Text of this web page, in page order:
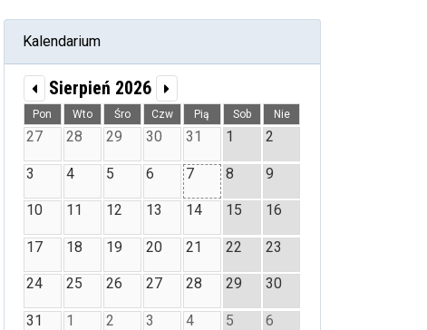
Kalendarium
Sierpień 2026
Pon Wto Śro Czw Pią Sob Nie
27 28 29 30 31 1 2
3 4 5 6 7 8 9
10 11 12 13 14 15 16
17 18 19 20 21 22 23
24 25 26 27 28 29 30
31 1 2 3 4 5 6